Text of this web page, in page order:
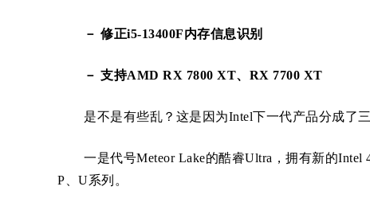
－ 修正i5-13400F内存信息识别
－ 支持AMD RX 7800 XT、RX 7700 XT
是不是有些乱？这是因为Intel下一代产品分成了三
一是代号Meteor Lake的酷睿Ultra，拥有新的Intel
P、U系列。